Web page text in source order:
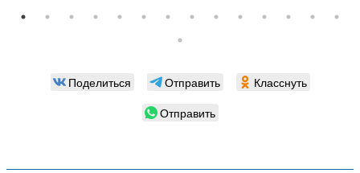
Поделиться Отправить
Класснуть
Отправить